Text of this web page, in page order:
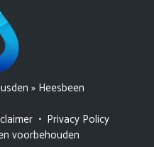
» Heesbeen
• Privacy Policy
voorbehouden